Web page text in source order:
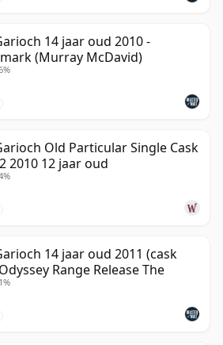
14 jaar oud 2010 -
(Murray McDavid)
Old Particular Single Cask
2010 12 jaar oud
14 jaar oud 2011 (cask
Range Release The